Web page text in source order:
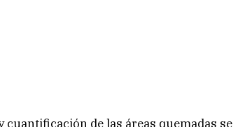
de las áreas quemadas se